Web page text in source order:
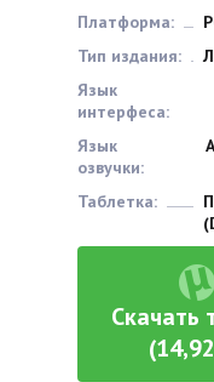
Платформа:
Тип издания:
Язык
интерфеса:
Язык
озвучки:
Таблетка:
Скачать